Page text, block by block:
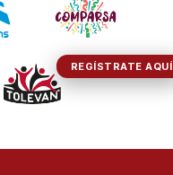
REGÍSTRATE AQUÍ